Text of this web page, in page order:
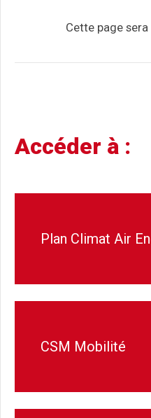
Cette page
Accéder à :
Plan Climat Air
CSM Mobilité